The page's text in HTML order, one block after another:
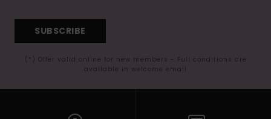
SUBSCRIBE
(*) Offer valid online for new members - Full conditions are
available in welcome email